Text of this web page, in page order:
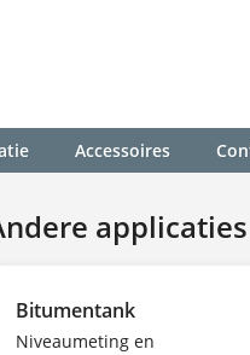
Accessoires
applicaties
Bitumentank
Niveaumeting en